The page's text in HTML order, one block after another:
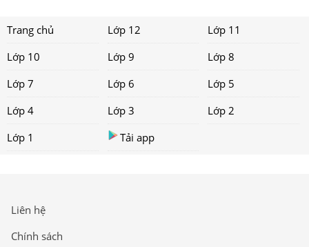
Trang chủ Lớp 12
Lớp 11
Lớp 10
Lớp 9
Lớp 8
Lớp 7
Lớp 6
Lớp 5
Lớp 4
Lớp 3
Lớp 2
Lớp 1
Tải app
Liên hệ
Chính sách